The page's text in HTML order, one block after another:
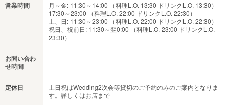
営業時間
月～金: 11:30～14:00 （料理L.O. 13:30 ドリンクL.O. 13:30）
17:30～23:00 （料理L.O. 22:00 ドリンクL.O. 22:30）
土、日: 11:30～23:00 （料理L.O. 22:00 ドリンクL.O. 22:30）
祝日、祝前日: 11:30～翌0:00 （料理L.O. 23:00 ドリンクL.O.
23:30）
お問い合わ
せ時間
－
定休日
土日祝はWedding2次会等貸切のご予約のみのご案内となりま
す。詳しくはお店まで